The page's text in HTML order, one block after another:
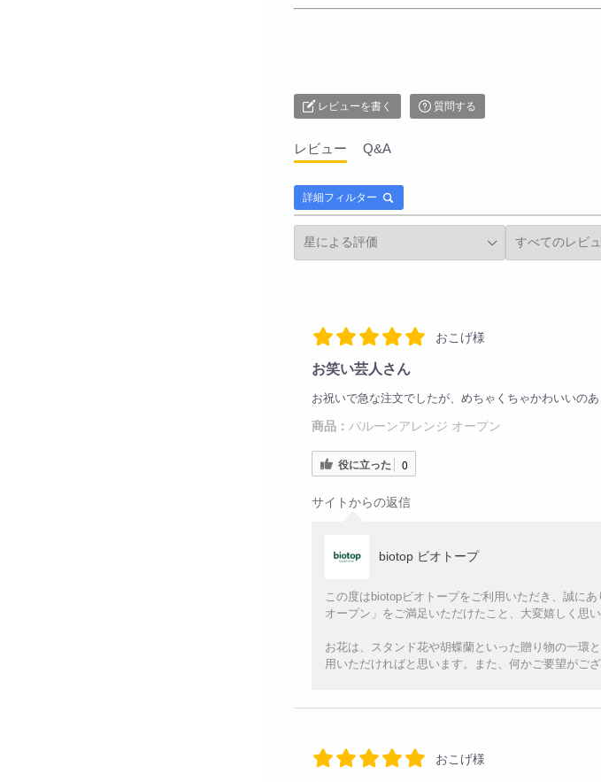
レビューを書く 質問する
レビュー Q&A
詳細フィルター
おこげ様
お笑い芸人さん
お祝いで急な注文でしたが、めちゃくちゃかわいいの
商品： バルーンアレンジ オープン
役に立った 0
サイトからの返信
biotop ビオトープ
この度はbiotopビオトープをご利用いただき、誠に
オープン」をご満足いただけたこと、大変嬉しく思い
お花は、スタンド花や胡蝶蘭といった贈り物の一環
用いただければと思います。また、何かご要望がご
おこげ様